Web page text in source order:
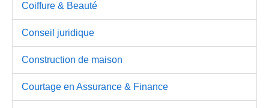
Coiffure & Beauté
Conseil juridique
Construction de maison
Courtage en Assurance & Finance